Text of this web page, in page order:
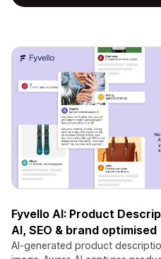
Fyvello AI: Product
AI, SEO & brand optimised
AI-generated product